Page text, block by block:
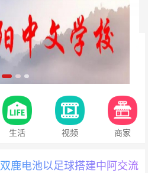
生活 视频 商家
双鹿电池以足球搭建中阿交流